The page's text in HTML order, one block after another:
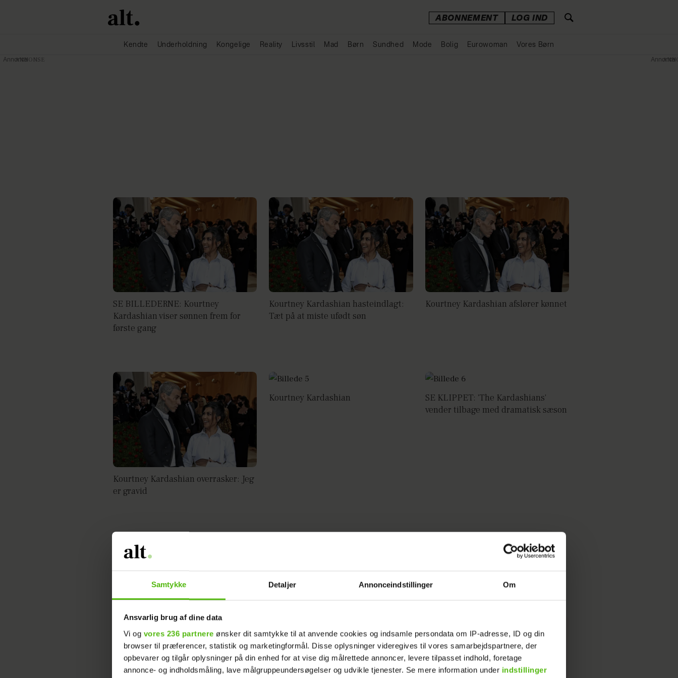
Samtykke Detaljer Annonceindstillinger Om
Ansvarlig brug af dine data
Vi og vores 236 partnere ønsker dit samtykke til at anvende cookies og indsamle persondata om IP-adresse, ID og din
browser til præferencer, statistik og marketingformål. Disse oplysninger videregives til vores samarbejdspartnere, der
opbevarer og tilgår oplysninger på din enhed for at vise dig målrettede annoncer, levere tilpasset indhold, foretage
annonce- og indholdsmåling, lave målgruppeundersøgelser og udvikle tjenester. Se mere information under indstillinger
ABONNEMENT LOG IND
Kendte Underholdning Kongelige Reality Livsstil Mad Børn Sundhed Mode Bolig Eurowoman Vores Børn
SE BILLEDERNE: Kourtney
Kardashian viser sønnen frem for
første gang
Kourtney Kardashian hasteindlagt:
Tæt på at miste ufødt søn
Kourtney Kardashian afslører kønnet
Kourtney Kardashian overrasker: Jeg
er gravid
Kourtney Kardashian
SE KLIPPET: 'The Kardashians'
vender tilbage med dramatisk sæson
AFSLØRING: Derfor blev
'Kardashian'-stjerne hasteindlagt
Denne gang er det ægte
'Kardashian'-stjerne taler ud om
chok-bryllup
'Kardashian'-stjerne chokerer: Er
blevet gift
'Kardashians'-stjerne afslører
babyplaner
Annonce Annonce